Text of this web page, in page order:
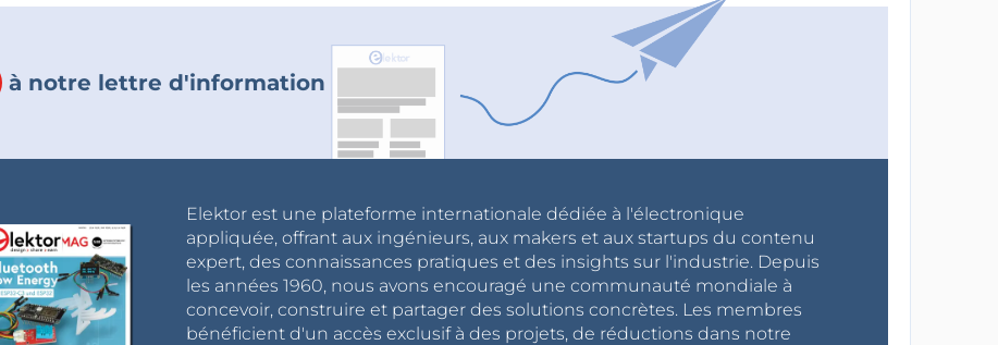
à notre lettre d'information
Elektor est une plateforme internationale dédiée à l'électronique
appliquée, offrant aux ingénieurs, aux makers et aux startups du contenu
expert, des connaissances pratiques et des insights sur l'industrie. Depuis
les années 1960, nous avons encouragé une communauté mondiale à
concevoir, construire et partager des solutions concrètes. Les membres
bénéficient d'un accès exclusif à des projets, de réductions dans notre